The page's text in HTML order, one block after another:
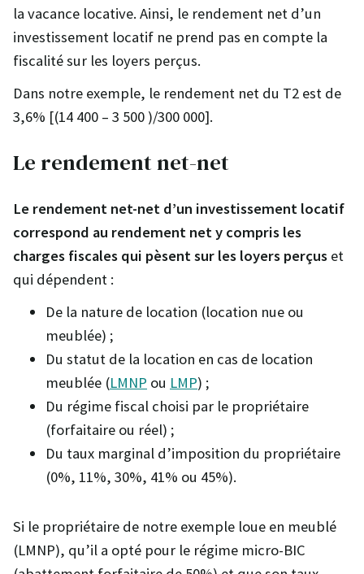
la vacance locative. Ainsi, le rendement net d’un
investissement locatif ne prend pas en compte la
fiscalité sur les loyers perçus.
Dans notre exemple, le rendement net du T2 est de
3,6% [(14 400 – 3 500 )/300 000].
Le rendement net-net
Le rendement net-net d’un investissement locatif
correspond au rendement net y compris les
charges fiscales qui pèsent sur les loyers perçus et
qui dépendent :
De la nature de location (location nue ou
meublée) ;
Du statut de la location en cas de location
meublée (LMNP ou LMP) ;
Du régime fiscal choisi par le propriétaire
(forfaitaire ou réel) ;
Du taux marginal d’imposition du propriétaire
(0%, 11%, 30%, 41% ou 45%).
Si le propriétaire de notre exemple loue en meublé
(LMNP), qu’il a opté pour le régime micro-BIC